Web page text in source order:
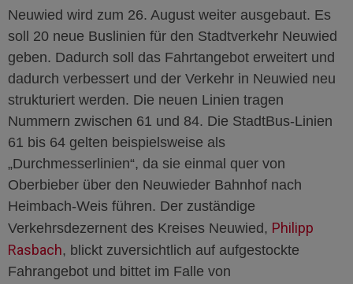
Neuwied wird zum 26. August weiter ausgebaut. Es
soll 20 neue Buslinien für den Stadtverkehr Neuwied
geben. Dadurch soll das Fahrtangebot erweitert und
dadurch verbessert und der Verkehr in Neuwied neu
strukturiert werden. Die neuen Linien tragen
Nummern zwischen 61 und 84. Die StadtBus-Linien
61 bis 64 gelten beispielsweise als
„Durchmesserlinien“, da sie einmal quer von
Oberbieber über den Neuwieder Bahnhof nach
Heimbach-Weis führen. Der zuständige
Verkehrsdezernent des Kreises Neuwied, Philipp
Rasbach, blickt zuversichtlich auf aufgestockte
Fahrangebot und bittet im Falle von